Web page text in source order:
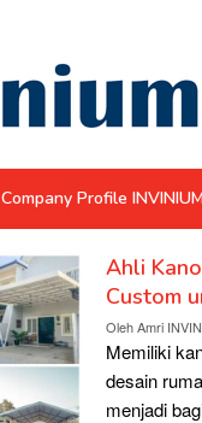
Company Profile
Ahli
Custom
OlehAmri
Memiliki
desain
menjadi